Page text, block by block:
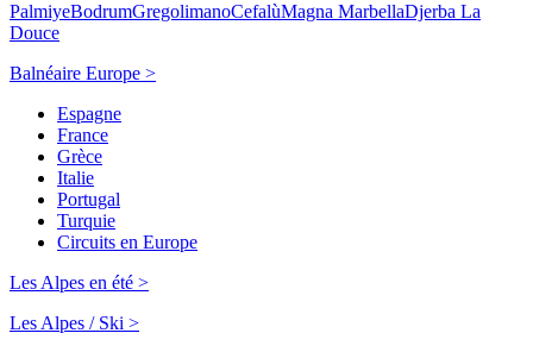
PalmiyeBodrumGregolimanoCefalùMagna MarbellaDjerba La
Douce
Balnéaire Europe >
Espagne
France
Grèce
Italie
Portugal
Turquie
Circuits en Europe
Les Alpes en été >
Les Alpes / Ski >